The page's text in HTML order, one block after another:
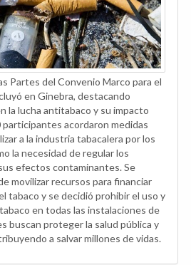
Partes del Convenio Marco para el
en Ginebra, destacando
la lucha antitabaco y su impacto
acordaron medidas
a la industria tabacalera por los
la necesidad de regular los
efectos contaminantes. Se
movilizar recursos para financiar
tabaco y se decidió prohibir el uso y
en todas las instalaciones de
buscan proteger la salud pública y
a salvar millones de vidas.